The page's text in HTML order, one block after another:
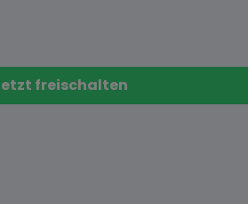
freischalten